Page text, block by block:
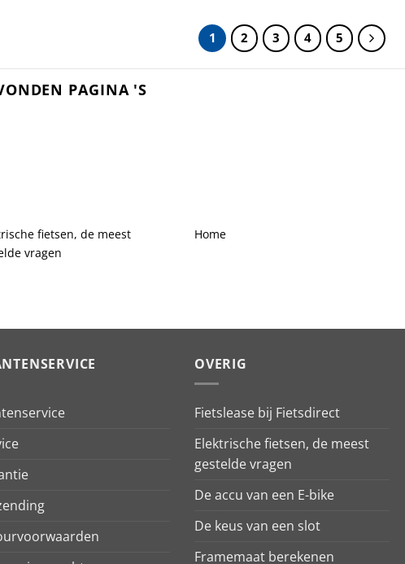
1 2 3 4 5
PAGINA 'S
fietsen, de meest
vragen
Home
OVERIG
Fietslease bij Fietsdirect
Elektrische fietsen, de meest
gestelde vragen
De accu van een E-bike
De keus van een slot
Framemaat berekenen